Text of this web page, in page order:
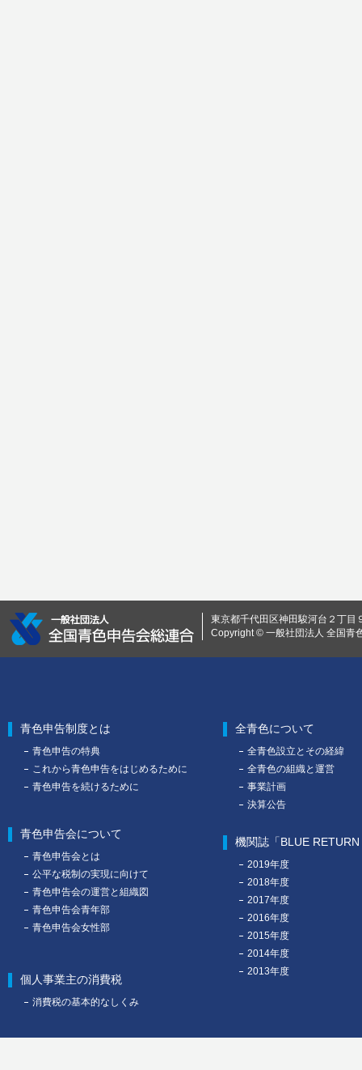
東京都千代田区神田駿河台２丁
Copyright © 一般社団法人 全国青
青色申告制度とは
青色申告の特典
これから青色申告をはじめるために
青色申告を続けるために
個人事業主の消費税
消費税の基本的なしくみ
青色申告会について
青色申告会とは
公平な税制の実現に向けて
青色申告会の運営と組織図
青色申告会青年部
青色申告会女性部
全青色について
全青色設立とその経緯
全青色の組織と運営
事業計画
決算公告
機関誌「BLUE
2019年度
2018年度
2017年度
2016年度
2015年度
2014年度
2013年度